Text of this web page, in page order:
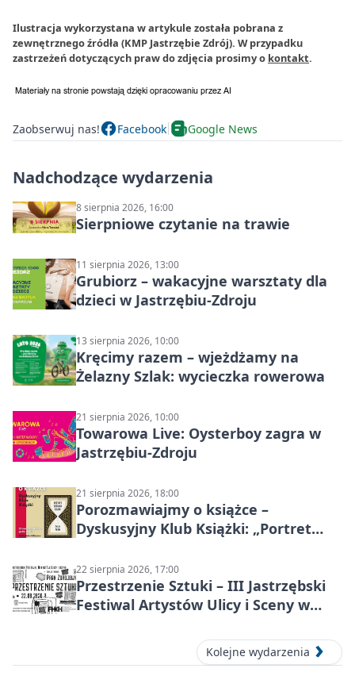
Ilustracja wykorzystana w artykule została pobrana z
zewnętrznego źródła (KMP Jastrzębie Zdrój). W przypadku
zastrzeżeń dotyczących praw do zdjęcia prosimy o kontakt.
Zaobserwuj nas! Facebook Google News
Nadchodzące wydarzenia
8 sierpnia 2026, 16:00
Sierpniowe czytanie na trawie
11 sierpnia 2026, 13:00
Grubiorz – wakacyjne warsztaty dla
dzieci w Jastrzębiu-Zdroju
13 sierpnia 2026, 10:00
Kręcimy razem – wjeżdżamy na
Żelazny Szlak: wycieczka rowerowa
21 sierpnia 2026, 10:00
Towarowa Live: Oysterboy zagra w
Jastrzębiu-Zdroju
21 sierpnia 2026, 18:00
Porozmawiajmy o książce –
Dyskusyjny Klub Książki: „Portret
22 sierpnia 2026, 17:00
Przestrzenie Sztuki – III Jastrzębski
Festiwal Artystów Ulicy i Sceny w
Kolejne wydarzenia